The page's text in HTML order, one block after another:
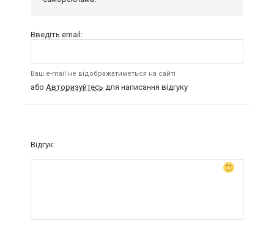
Введіть email:
Ваш e-mail не відображатиметься на сайті
або Авторизуйтесь для написання відгуку
Відгук: